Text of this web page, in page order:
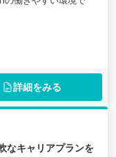
詳細をみる
なキャリアプランを